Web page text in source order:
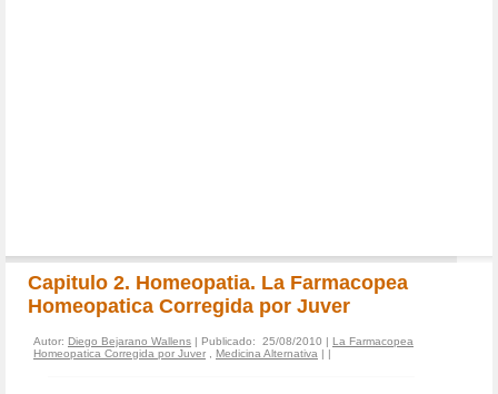
Capitulo 2. Homeopatia. La Farmacopea
Homeopatica Corregida por Juver
Autor: Diego Bejarano Wallens | Publicado: 25/08/2010 | La Farmacopea
Homeopatica Corregida por Juver
Medicina Alternativa | |